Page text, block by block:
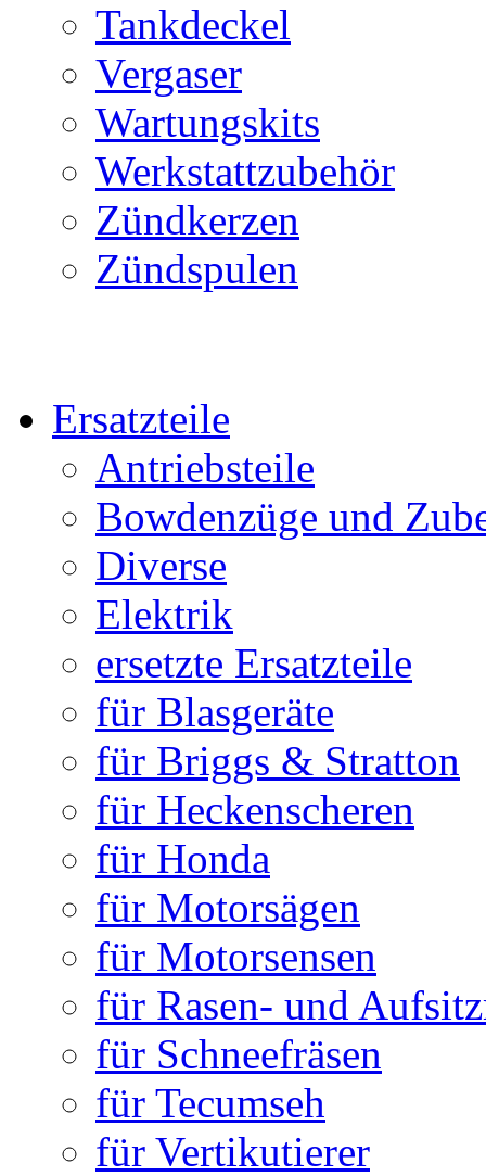
Tankdeckel
Vergaser
Wartungskits
Werkstattzubehör
Zündkerzen
Zündspulen
Ersatzteile
Antriebsteile
Bowdenzüge und
Diverse
Elektrik
ersetzte Ersatzteile
für Blasgeräte
für Briggs & Stratton
für Heckenscheren
für Honda
für Motorsägen
für Motorsensen
für Rasen- und
für Schneefräsen
für Tecumseh
für Vertikutierer